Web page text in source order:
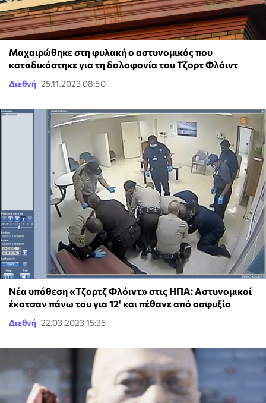
Μαχαιρώθηκε στη φυλακή ο αστυνομικός που
καταδικάστηκε για τη δολοφονία του Τζορτ Φλόιντ
Διεθνή 25.11.2023 08:50
Νέα υπόθεση «Τζορτζ Φλόιντ» στις ΗΠΑ: Αστυνομικοί
έκατσαν πάνω του για 12' και πέθανε από ασφυξία
Διεθνή 22.03.2023 15:35